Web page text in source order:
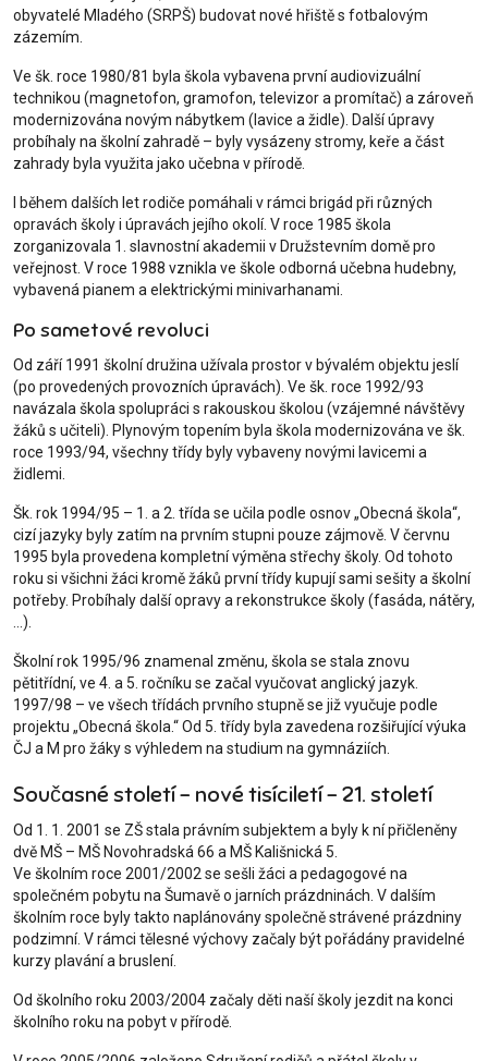
obyvatelé Mladého (SRPŠ) budovat nové hřiště s fotbalovým
zázemím.
Ve šk. roce 1980/81 byla škola vybavena první audiovizuální
technikou (magnetofon, gramofon, televizor a promítač) a zároveň
modernizována novým nábytkem (lavice a židle). Další úpravy
probíhaly na školní zahradě – byly vysázeny stromy, keře a část
zahrady byla využita jako učebna v přírodě.
I během dalších let rodiče pomáhali v rámci brigád při různých
opravách školy i úpravách jejího okolí. V roce 1985 škola
zorganizovala 1. slavnostní akademii v Družstevním domě pro
veřejnost. V roce 1988 vznikla ve škole odborná učebna hudebny,
vybavená pianem a elektrickými minivarhanami.
Po sametové revoluci
Od září 1991 školní družina užívala prostor v bývalém objektu jeslí
(po provedených provozních úpravách). Ve šk. roce 1992/93
navázala škola spolupráci s rakouskou školou (vzájemné návštěvy
žáků s učiteli). Plynovým topením byla škola modernizována ve šk.
roce 1993/94, všechny třídy byly vybaveny novými lavicemi a
židlemi.
Šk. rok 1994/95 – 1. a 2. třída se učila podle osnov „Obecná škola“,
cizí jazyky byly zatím na prvním stupni pouze zájmově. V červnu
1995 byla provedena kompletní výměna střechy školy. Od tohoto
roku si všichni žáci kromě žáků první třídy kupují sami sešity a školní
potřeby. Probíhaly další opravy a rekonstrukce školy (fasáda, nátěry,
…).
Školní rok 1995/96 znamenal změnu, škola se stala znovu
pětitřídní, ve 4. a 5. ročníku se začal vyučovat anglický jazyk.
1997/98 – ve všech třídách prvního stupně se již vyučuje podle
projektu „Obecná škola.“ Od 5. třídy byla zavedena rozšiřující výuka
ČJ a M pro žáky s výhledem na studium na gymnáziích.
Současné století – nové tisíciletí – 21. století
Od 1. 1. 2001 se ZŠ stala právním subjektem a byly k ní přičleněny
dvě MŠ – MŠ Novohradská 66 a MŠ Kališnická 5.
Ve školním roce 2001/2002 se sešli žáci a pedagogové na
společném pobytu na Šumavě o jarních prázdninách. V dalším
školním roce byly takto naplánovány společně strávené prázdniny
podzimní. V rámci tělesné výchovy začaly být pořádány pravidelné
kurzy plavání a bruslení.
Od školního roku 2003/2004 začaly děti naší školy jezdit na konci
školního roku na pobyt v přírodě.